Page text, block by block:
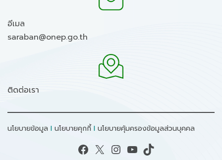
อีเมล
saraban@onep.go.th
ติดต่อเรา
นโยบายข้อมูล I นโยบายคุกกี้I นโยบายคุ้มครองข้อมูลส่วนบุคคล
Facebook X Instagram YouTube TikTok